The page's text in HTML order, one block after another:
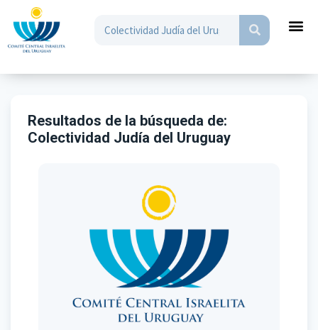
Resultados de la búsqueda de:
Colectividad Judía del Uruguay